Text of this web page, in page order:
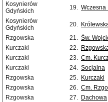
Kosynierów
Gdyńskich
19. Wczesna
Kosynierów
Gdyńskich
20.
Rzgowska 21. Św.
Kurczaki
22.
Kurczaki
23. Cm.
Kurczaki
24. Socjalna
Rzgowska
25. Kurczaki
Rzgowska
26. Cm.
Rzgowska
27. Dachowa